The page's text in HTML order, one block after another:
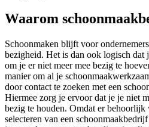
Waarom
Schoonmaken blijft voor
bezigheid. Het is dan ook logisch dat
om je er niet meer mee bezig te
manier om al je
door contact te zoeken met een
Hiermee zorg je ervoor dat je je niet
bezig te houden. Omdat er
selecteren van een